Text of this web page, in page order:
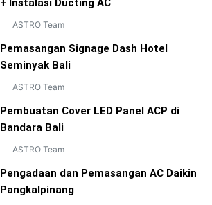
ASTRO Team
Pemasangan Signage Dash Hotel
Seminyak Bali
ASTRO Team
Pembuatan Cover LED Panel ACP di
Bandara Bali
ASTRO Team
Pengadaan dan Pemasangan AC Daikin
Pangkalpinang